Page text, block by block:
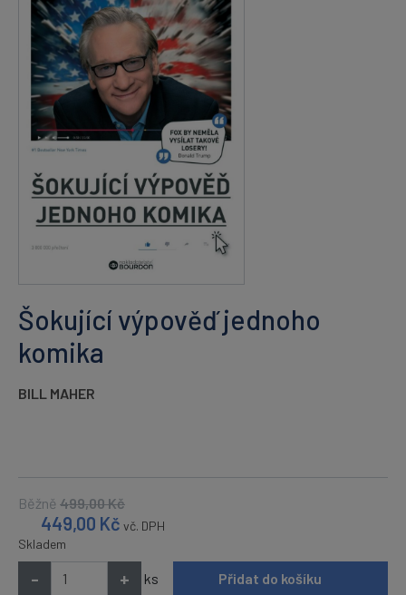
Šokující výpověď jednoho
komika
BILL MAHER
Běžně 499,00Kč
449,00 Kč vč. DPH
Skladem
- + ks Přidat do košíku